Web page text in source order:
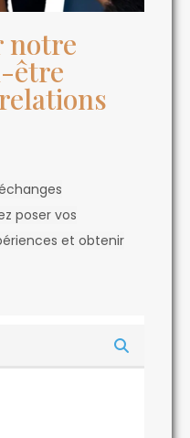
notre
être
poser vos
et obtenir